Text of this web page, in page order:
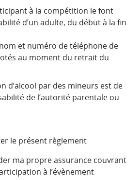
à la compétition le font
d’un adulte, du début à la fin
et numéro de téléphone de
au moment du retrait du
d’alcool par des mineurs est de
de l’autorité parentale ou
le présent règlement
ma propre assurance couvrant
à l’évènement